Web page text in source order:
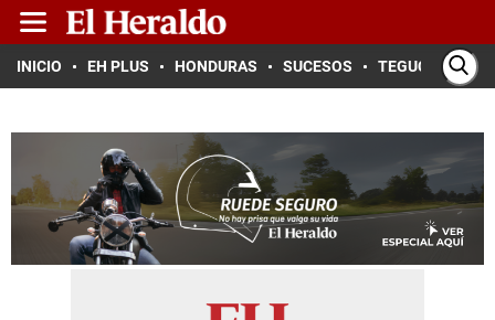
INICIO EH PLUS HONDURAS SUCESOS TEGUCIGALPA